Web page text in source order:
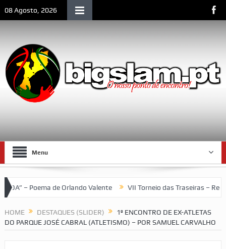
08 Agosto, 2026
Menu
VII Torneio das Traseiras – Recordando a homenagem ao “4
HOME DESTAQUES (SLIDER)
1º ENCONTRO DE EX-ATLETAS
DO PARQUE JOSÉ CABRAL (ATLETISMO) – POR SAMUEL CARVALHO